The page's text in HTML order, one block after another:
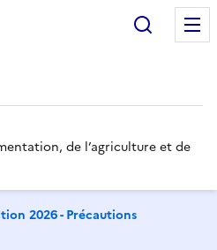
de l’agriculture et de
2026 - Précautions